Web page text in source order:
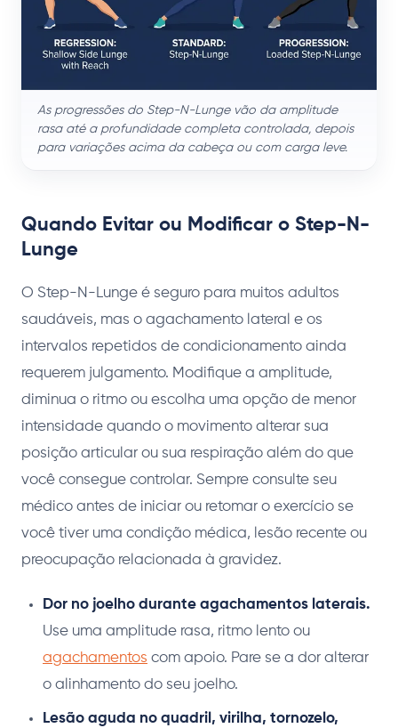
As progressões do Step-N-Lunge vão da amplitude
rasa até a profundidade completa controlada, depois
para variações acima da cabeça ou com carga leve.
Quando Evitar ou Modificar o Step-N-
Lunge
O Step-N-Lunge é seguro para muitos adultos
saudáveis, mas o agachamento lateral e os
intervalos repetidos de condicionamento ainda
requerem julgamento. Modifique a amplitude,
diminua o ritmo ou escolha uma opção de menor
intensidade quando o movimento alterar sua
posição articular ou sua respiração além do que
você consegue controlar. Sempre consulte seu
médico antes de iniciar ou retomar o exercício se
você tiver uma condição médica, lesão recente ou
preocupação relacionada à gravidez.
Dor no joelho durante agachamentos laterais.
Use uma amplitude rasa, ritmo lento ou
agachamentos com apoio. Pare se a dor alterar
o alinhamento do seu joelho.
Lesão aguda no quadril, virilha, tornozelo,